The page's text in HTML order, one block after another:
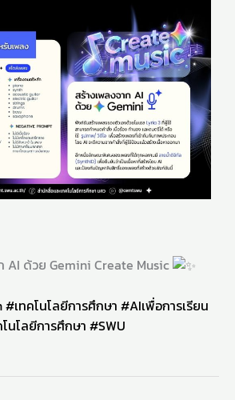
AI ด้วย Gemini Create Music
#เทคโนโลยีการศึกษา #AIเพื่อการเรียน
นโลยีการศึกษา #SWU